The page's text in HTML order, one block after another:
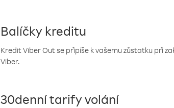
Balíčky kreditu
Kredit Viber Out se připíše k vašemu zůstatku při
Viber.
30denní tarify volání